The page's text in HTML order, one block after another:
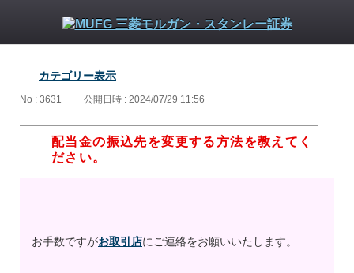
カテゴリー表示
No : 3631 公開日時 : 2024/07/29 11:56
配当金の振込先を変更する方法を教えてく
ださい。
お手数ですがお取引店にご連絡をお願いいたします。